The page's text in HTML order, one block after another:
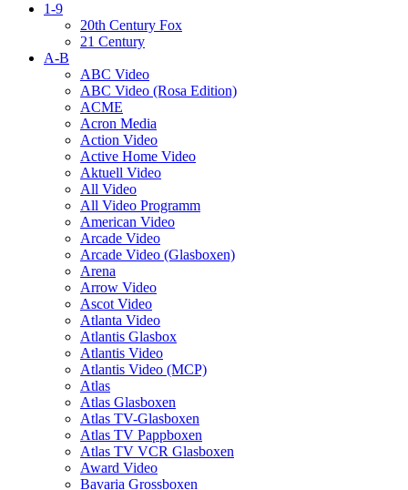
1-9
20th Century Fox
21 Century
A-B
ABC Video
ABC Video (Rosa Edition)
ACME
Acron Media
Action Video
Active Home Video
Aktuell Video
All Video
All Video Programm
American Video
Arcade Video
Arcade Video (Glasboxen)
Arena
Arrow Video
Ascot Video
Atlanta Video
Atlantis Glasbox
Atlantis Video
Atlantis Video (MCP)
Atlas
Atlas Glasboxen
Atlas TV-Glasboxen
Atlas TV Pappboxen
Atlas TV VCR Glasboxen
Award Video
Bavaria Grossboxen